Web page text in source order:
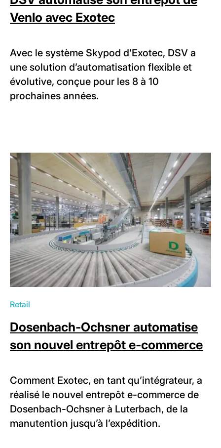
Venlo avec Exotec
Avec le système Skypod d’Exotec, DSV a
une solution d’automatisation flexible et
évolutive, conçue pour les 8 à 10
prochaines années.
Retail
Dosenbach-Ochsner automatise
son nouvel entrepôt e-commerce
Comment Exotec, en tant qu’intégrateur, a
réalisé le nouvel entrepôt e-commerce de
Dosenbach-Ochsner à Luterbach, de la
manutention jusqu’à l’expédition.